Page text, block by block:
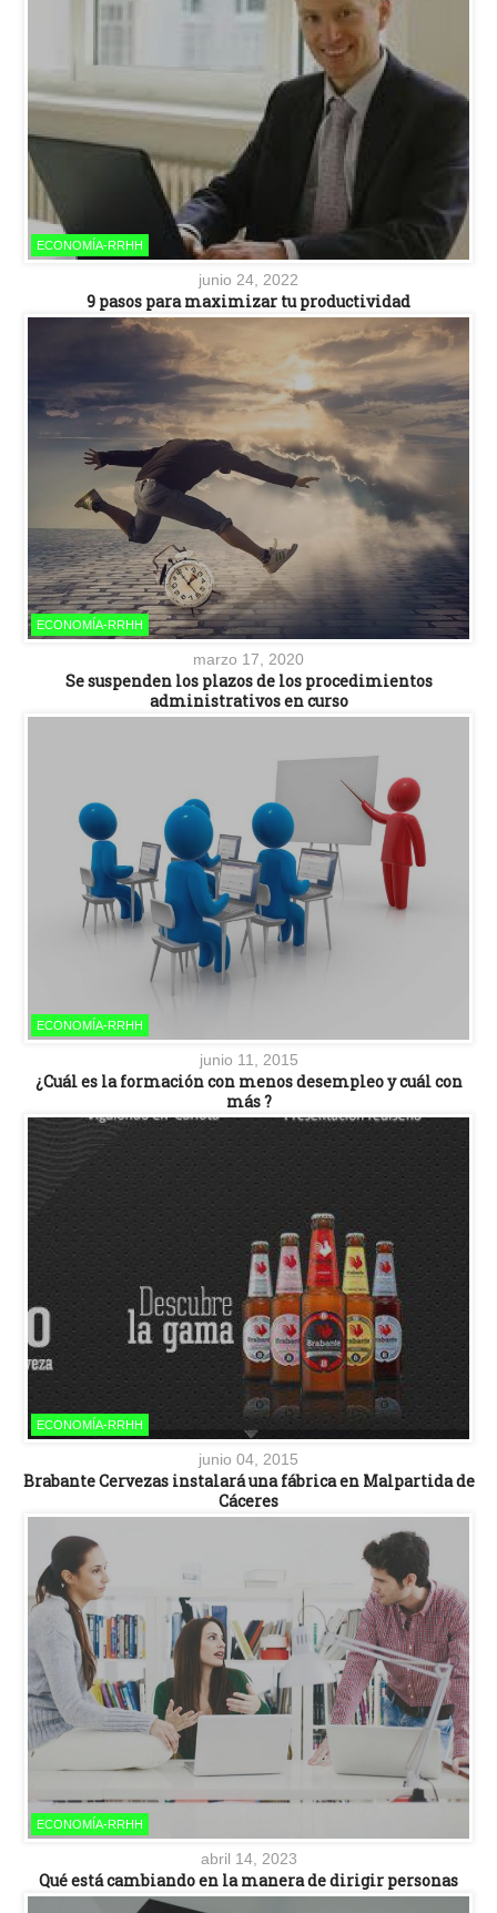
ECONOMÍA-RRHH
junio 24, 2022
9 pasos para maximizar tu productividad
ECONOMÍA-RRHH
marzo 17, 2020
Se suspenden los plazos de los procedimientos
administrativos en curso
ECONOMÍA-RRHH
junio 11, 2015
¿Cuál es la formación con menos desempleo y cuál con
más ?
ECONOMÍA-RRHH
junio 04, 2015
Brabante Cervezas instalará una fábrica en Malpartida de
Cáceres
ECONOMÍA-RRHH
abril 14, 2023
Qué está cambiando en la manera de dirigir personas